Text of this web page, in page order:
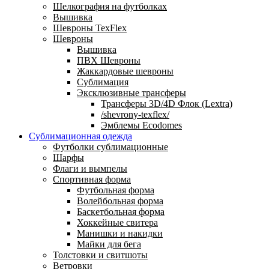
Шелкография на футболках
Вышивка
Шевроны TexFlex
Шевроны
Вышивка
ПВХ Шевроны
Жаккардовые шевроны
Сублимация
Эксклюзивные трансферы
Трансферы 3D/4D Флок (Lextra)
/shevrony-texflex/
Эмблемы Ecodomes
Сублимационная одежда
Футболки сублимационные
Шарфы
Флаги и вымпелы
Спортивная форма
Футбольная форма
Волейбольная форма
Баскетбольная форма
Хоккейные свитера
Манишки и накидки
Майки для бега
Толстовки и свитшоты
Ветровки